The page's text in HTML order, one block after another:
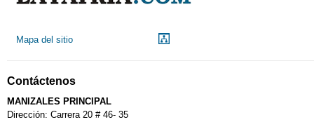
Mapa del sitio
Contáctenos
MANIZALES PRINCIPAL
Dirección: Carrera 20 # 46- 35